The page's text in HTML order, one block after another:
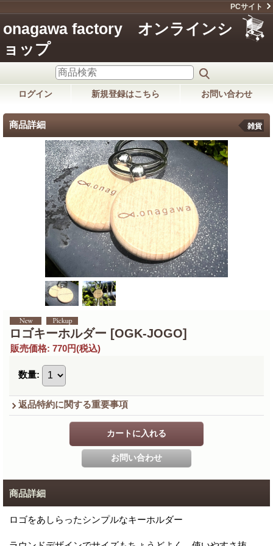
PCサイト
onagawa factory オンラインシ
ョップ
ログイン 新規登録はこちら お問い合わせ
商品詳細 雑貨
ロゴキーホルダー [OGK-JOGO]
販売価格: 770円(税込)
数量:
返品特約に関する重要事項
商品詳細
ロゴをあしらったシンプルなキーホルダー